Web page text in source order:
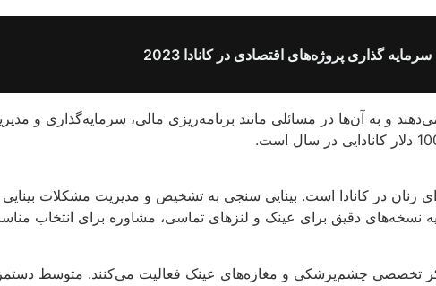
سرمایه گذاری پروژه‌های اقتصادی در کانادا 2023
و به آن‌ها در مسائلی مانند برنامه‌ریزی مالی، سرمایه‌گذاری و
در کانادا است. بینایی سنجی به تشخیص و مدیریت مشکلات بینایی
نسخه‌های دقیق برای عینک و لنزهای تماسی، مشاوره برای انتخاب